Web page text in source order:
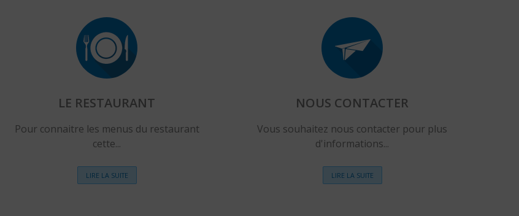
LE RESTAURANT
Pour connaitre les menus du restaurant
cette...
LIRE LA SUITE
NOUS CONTACTER
Vous souhaitez nous contacter pour plus
d'informations...
LIRE LA SUITE